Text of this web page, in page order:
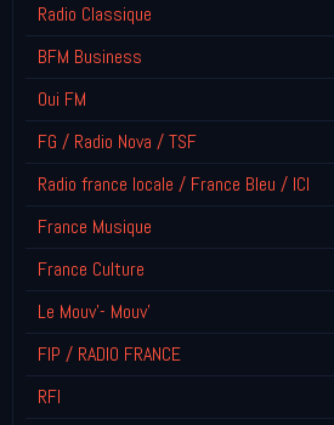
Radio Classique
BFM Business
Oui FM
FG / Radio Nova / TSF
Radio france locale / France Bleu / ICI
France Musique
France Culture
Le Mouv'- Mouv'
FIP / RADIO FRANCE
RFI